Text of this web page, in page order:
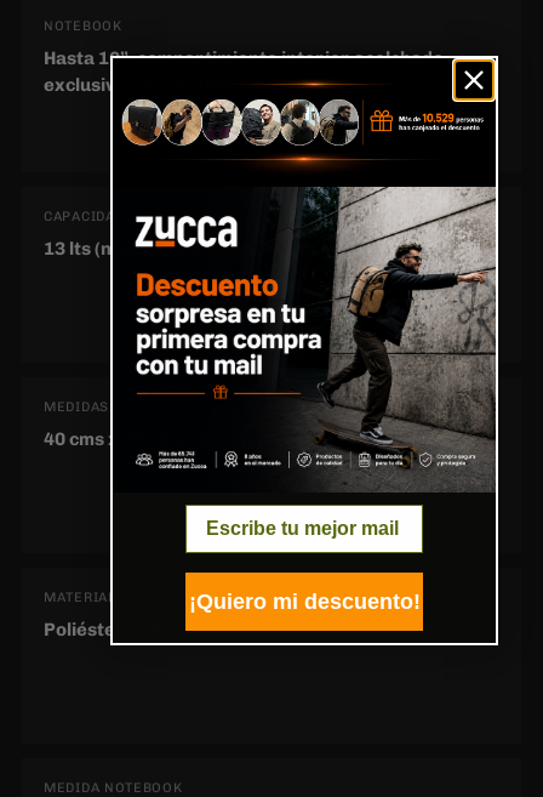
NOTEBOOK
Hasta 16”, compartimiento interior acolchado
exclusivo para notebook
CAPACIDAD
13 lts (notebook, accesorios, documentos, botella)
MEDIDAS
40 cms x 28 cms x 12 cms
MATERIAL
Poliéster opaco Impermeable
MEDIDA NOTEBOOK
¡Quiero mi descuento!